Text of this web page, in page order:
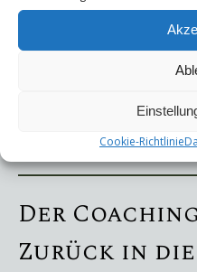
Cookie-Richtlinie
Menschen, diegesehen
wissen, wie sie ohne
können.
Mehr über systemische
Der
Zurück in